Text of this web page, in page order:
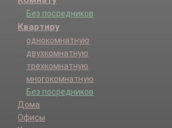
Без посредников
Квартиру
однокомнатную
двухкомнатную
трехкомнатную
многокомнатную
Без посредников
Дома
Офисы